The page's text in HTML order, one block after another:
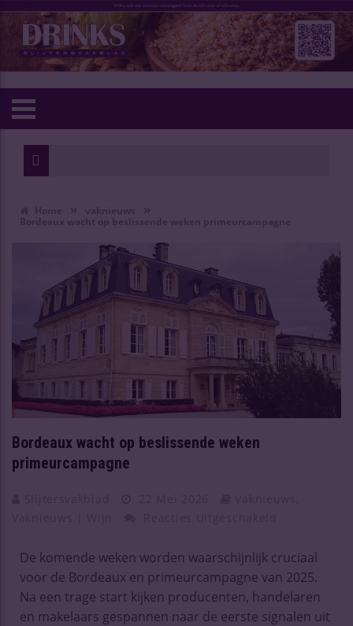
Bordeaux wacht op beslissende weken
primeurcampagne
De komende weken worden waarschijnlijk cruciaal
voor de Bordeaux en primeurcampagne van 2025.
Na een trage start kijken producenten, handelaren
en makelaars gespannen naar de eerste signalen uit